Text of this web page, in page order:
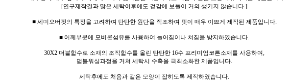
[연구제작결과 많은 세탁이후에도 겉감에 보풀이 거의 생기지 않습니다.]
■ 세미오버핏의 특징을 고려하여 탄탄한 원단을 직조하여 핏이 매우 이쁘게 제작된 제품입니다.
■ 어께부분에 모비론섬유를 사용하여 늘어짐이나 쳐짐을 방지하였습니다.
30X2 더블합수로 소재의 조직합수를 올린 탄탄한 16수 프리미엄코튼소재를 사용하여,
덤블워싱과정을 거쳐 세탁시 수축을 극최소화한 제품입니다.
세탁후에도 처음과 같은 모양이 잡히도록 제작하였습니다.